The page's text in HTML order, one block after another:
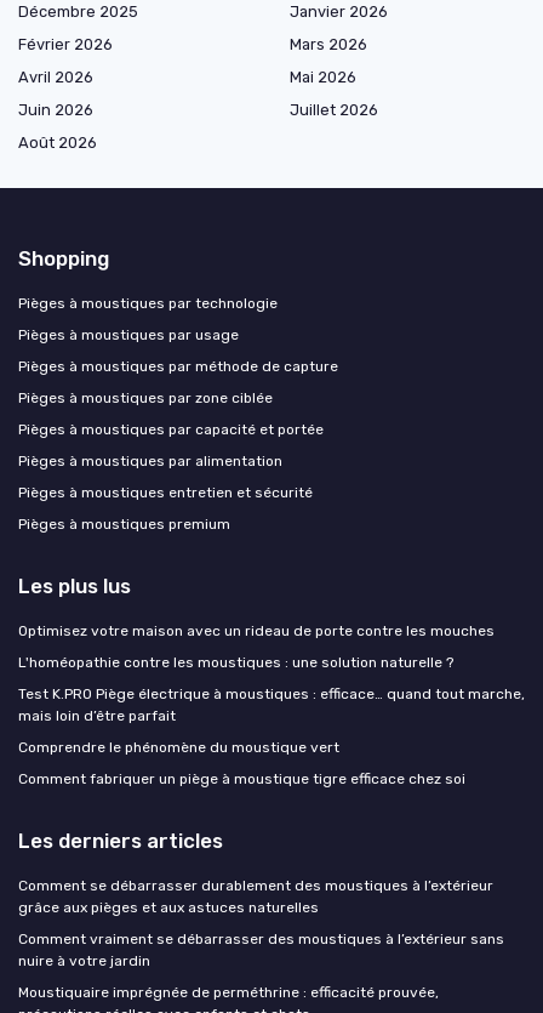
Décembre 2025
Janvier 2026
Février 2026
Mars 2026
Avril 2026
Mai 2026
Juin 2026
Juillet 2026
Août 2026
Shopping
Pièges à moustiques par technologie
Pièges à moustiques par usage
Pièges à moustiques par méthode de capture
Pièges à moustiques par zone ciblée
Pièges à moustiques par capacité et portée
Pièges à moustiques par alimentation
Pièges à moustiques entretien et sécurité
Pièges à moustiques premium
Les plus lus
Optimisez votre maison avec un rideau de porte contre les mouches
L'homéopathie contre les moustiques : une solution naturelle ?
Test K.PRO Piège électrique à moustiques : efficace… quand tout marche,
mais loin d’être parfait
Comprendre le phénomène du moustique vert
Comment fabriquer un piège à moustique tigre efficace chez soi
Les derniers articles
Comment se débarrasser durablement des moustiques à l’extérieur
grâce aux pièges et aux astuces naturelles
Comment vraiment se débarrasser des moustiques à l’extérieur sans
nuire à votre jardin
Moustiquaire imprégnée de perméthrine : efficacité prouvée,